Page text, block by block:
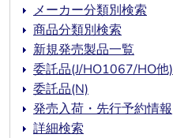
メーカー分類別検索
商品分類別検索
新規発売製品一覧
委託品(J/HO1067/HO他)
委託品(N)
発売入荷・先行予約情報
詳細検索